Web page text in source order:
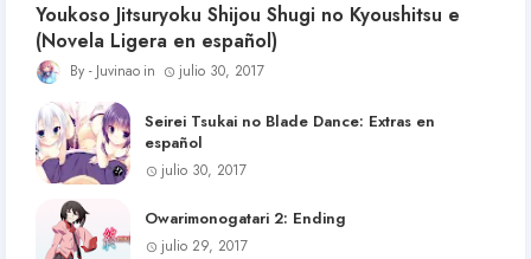
Youkoso Jitsuryoku Shijou Shugi no Kyoushitsu e
(Novela Ligera en español)
Juvinao julio 30, 2017
Seirei Tsukai no Blade Dance: Extras en
español
julio 30, 2017
Owarimonogatari 2: Ending
julio 29, 2017